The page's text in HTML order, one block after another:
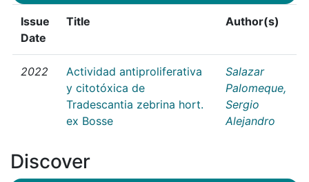
Issue
Date
Title Author(s)
2022
Actividad antiproliferativa
y citotóxica de
Tradescantia zebrina hort.
ex Bosse
Salazar
Palomeque,
Sergio
Alejandro
Discover